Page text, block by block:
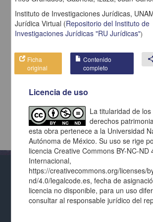
Al usar este repositorio estás
términos y condiciones de uso
, y te
respetar los derechos expresados en
de cada página y de cada documento
Repositorio Institucional de la
Universidad Nacional Autónoma de
Instituto de Investigaciones Jurídicas,
Jurídica Virtual (Repositorio del Instituto de
Investigaciones Jurídicas "RU Jurídicas")
Ficha
original
Contenido
completo
Licencia de uso
La titularidad de los
derechos
esta obra pertenece a la Universidad
Autónoma de México. Su uso se rige
licencia Creative Commons BY-NC-ND
Internacional,
https://creativecommons.org/licenses/
nd/4.0/legalcode.es, fecha de
licencia no disponible, para un uso
consultar al responsable jurídico del